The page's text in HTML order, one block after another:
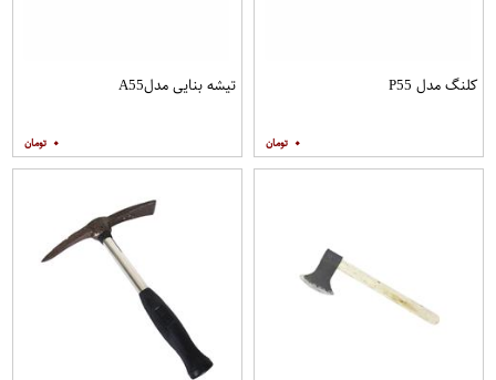
کلنگ مدل P55
۰
تیشه بنایی مدلA55
۰